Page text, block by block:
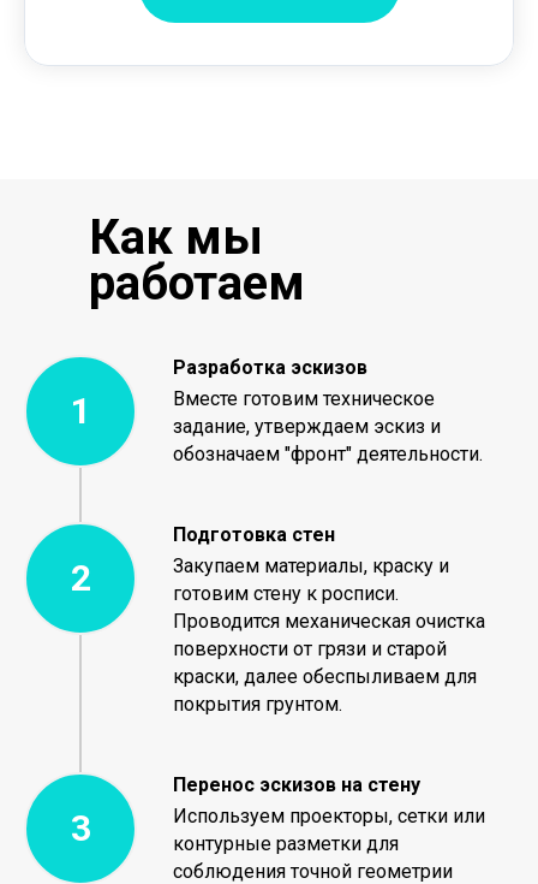
Как мы
работаем
Разработка эскизов
Вместе готовим техническое
задание, утверждаем эскиз и
обозначаем "фронт" деятельности.
Подготовка стен
Закупаем материалы, краску и
готовим стену к росписи.
Проводится механическая очистка
поверхности от грязи и старой
краски, далее обеспыливаем для
покрытия грунтом.
Перенос эскизов на стену
Используем проекторы, сетки или
контурные разметки для
соблюдения точной геометрии